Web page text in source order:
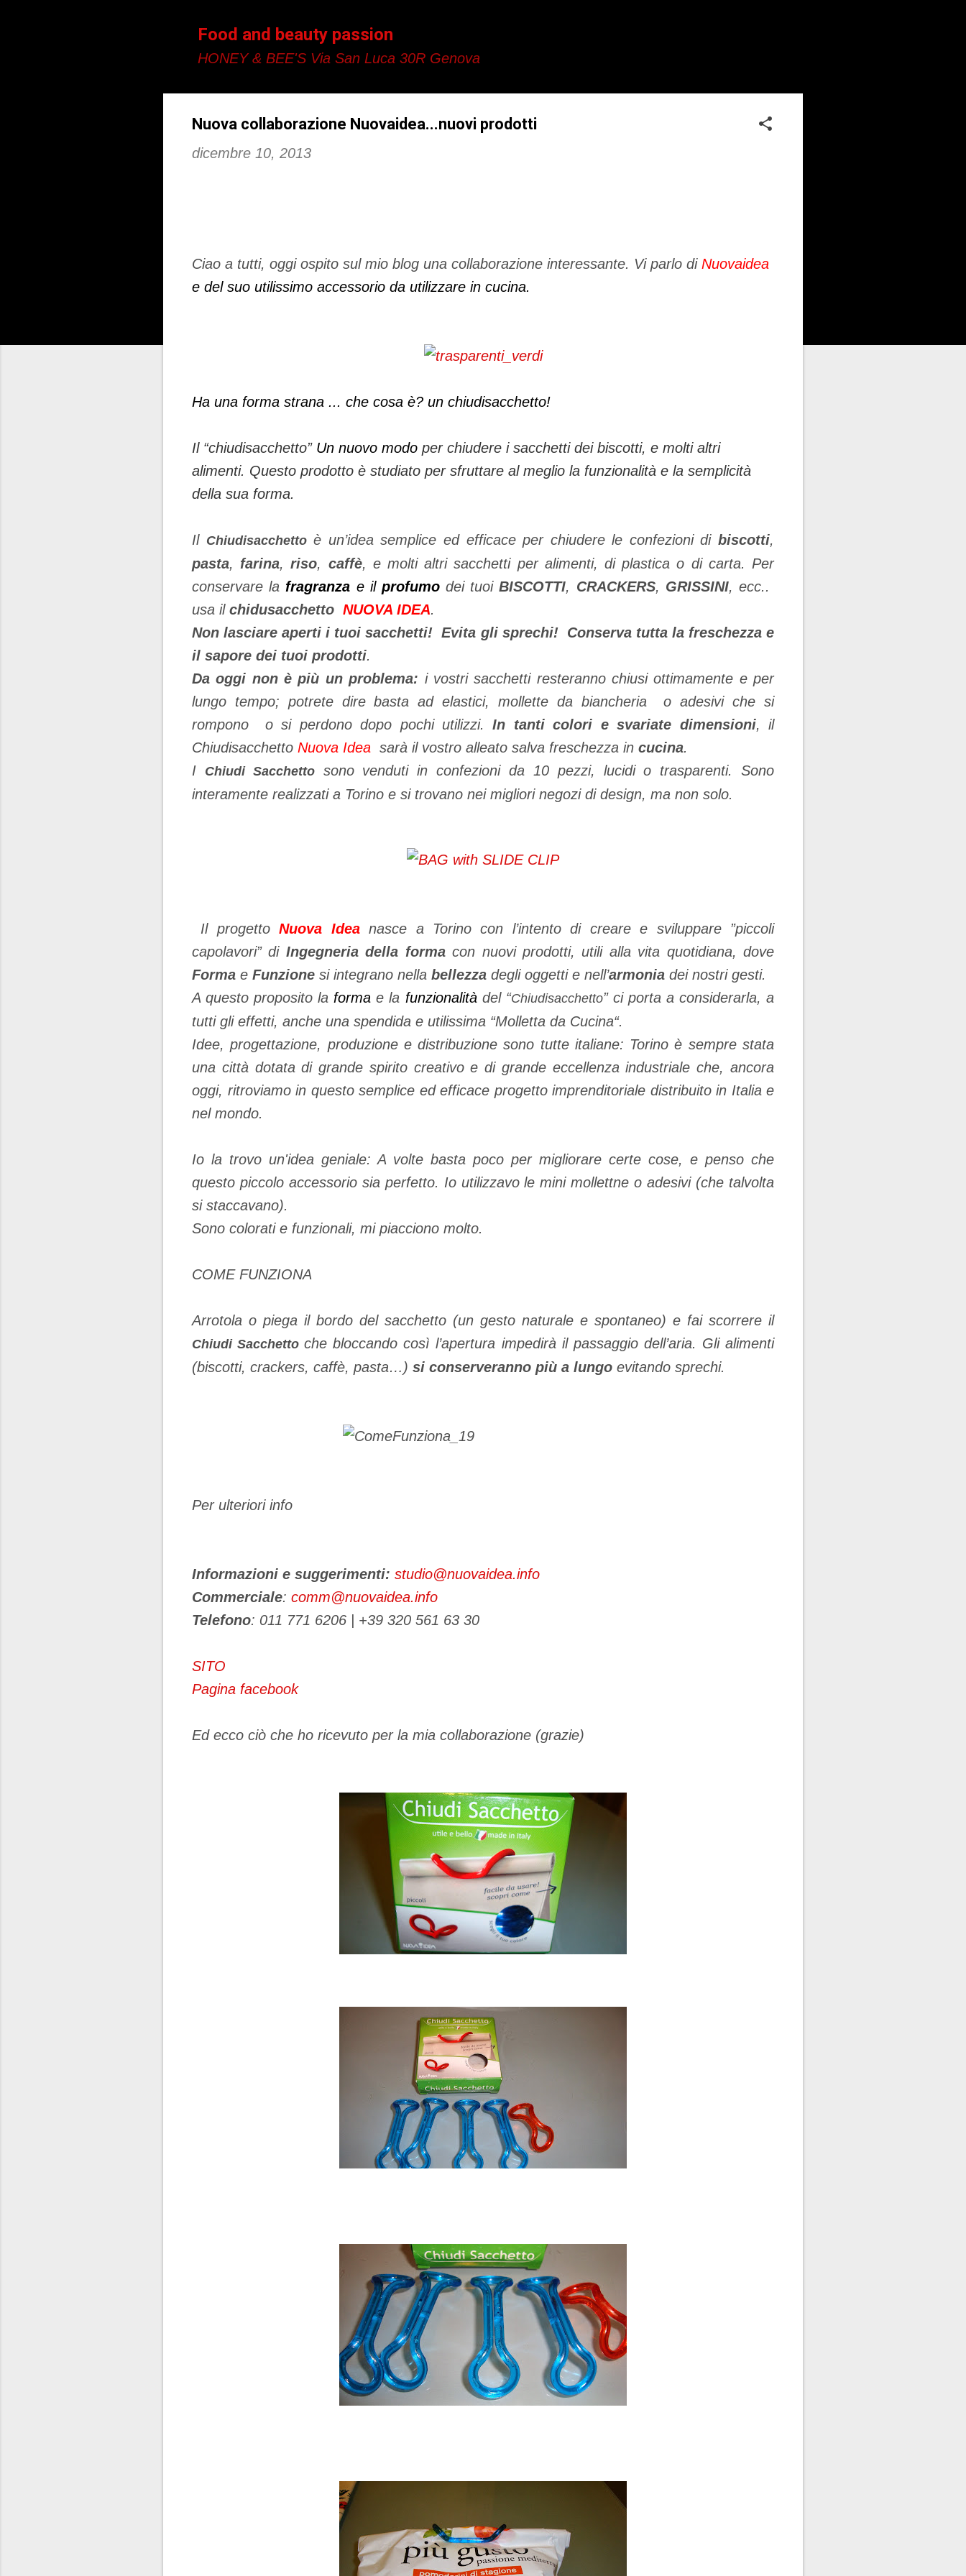
Food and beauty passion
HONEY & BEE'S Via San Luca 30R Genova
Nuova collaborazione Nuovaidea...nuovi prodotti
dicembre 10, 2013
Ciao a tutti, oggi ospito sul mio blog una collaborazione interessante. Vi parlo di Nuovaidea
e del suo utilissimo accessorio da utilizzare in cucina.
Ha una forma strana ... che cosa è? un chiudisacchetto!
Il “chiudisacchetto” Un nuovo modo per chiudere i sacchetti dei biscotti, e molti altri
alimenti. Questo prodotto è studiato per sfruttare al meglio la funzionalità e la semplicità
della sua forma.
Il Chiudisacchettoè un’idea semplice ed efficace per chiudere le confezioni dibiscotti,
pasta, farina,riso, caffè, e molti altri sacchetti per alimenti, di plastica o di carta. Per
conservare la fragranza e il profumodei tuoiBISCOTTI, CRACKERS, GRISSINI, ecc..
usa il chidusacchetto NUOVA IDEA.
Non lasciare aperti i tuoi sacchetti! Evita gli sprechi! Conserva tutta la freschezza e
il sapore dei tuoi prodotti.
Da oggi non è più un problema: i vostri sacchetti resteranno chiusi ottimamente e per
lungo tempo; potrete dire basta ad elastici, mollette da biancheria o adesivi che si
rompono o si perdono dopo pochi utilizzi.
In tanti colori e svariate dimensioni, il
Chiudisacchetto Nuova Idea sarà il vostro alleato salva freschezza in cucina.
I
Chiudi Sacchetto
sono venduti in confezioni da 10 pezzi, lucidi o trasparenti. Sono
interamente realizzati a Torino e si trovano nei migliori negozi di design, ma non solo.
Il progettoNuova Ideanasce a Torino con l’intento di creare e sviluppare ”piccoli
capolavori” di Ingegneria della formacon nuovi prodotti, utili alla vita quotidiana, dove
Forma e Funzione si integrano nella bellezza degli oggetti e nell’armonia dei nostri gesti.
A questo proposito la formae la funzionalitàdel “Chiudisacchetto” ci porta a considerarla, a
tutti gli effetti, anche una spendida e utilissima “Molletta da Cucina“.
Idee, progettazione, produzione e distribuzione sono tutte italiane: Torino è sempre stata
una città dotata di grande spirito creativo e di grande eccellenza industriale che, ancora
oggi, ritroviamo in questo semplice ed efficace progetto imprenditoriale distribuito in Italia e
nel mondo.
Io la trovo un'idea geniale: A volte basta poco per migliorare certe cose, e penso che
questo piccolo accessorio sia perfetto. Io utilizzavo le mini mollettne o adesivi (che talvolta
si staccavano).
Sono colorati e funzionali, mi piacciono molto.
COME FUNZIONA
Arrotola o piega il bordo del sacchetto (un gesto naturale e spontaneo) e fai scorrere il
Chiudi Sacchetto che bloccando così l’apertura impedirà il passaggio dell’aria. Gli alimenti
(biscotti, crackers, caffè, pasta…) si conserveranno più a lungo evitando sprechi.
Per ulteriori info
Informazioni e suggerimenti: studio@nuovaidea.info
Commerciale: comm@nuovaidea.info
Telefono: 011 771 6206 | +39 320 561 63 30
SITO
Pagina facebook
Ed ecco ciò che ho ricevuto per la mia collaborazione (grazie)